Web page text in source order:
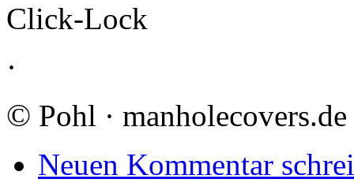
Click-Lock
·
© Pohl · manholecovers.de
Neuen Kommentar